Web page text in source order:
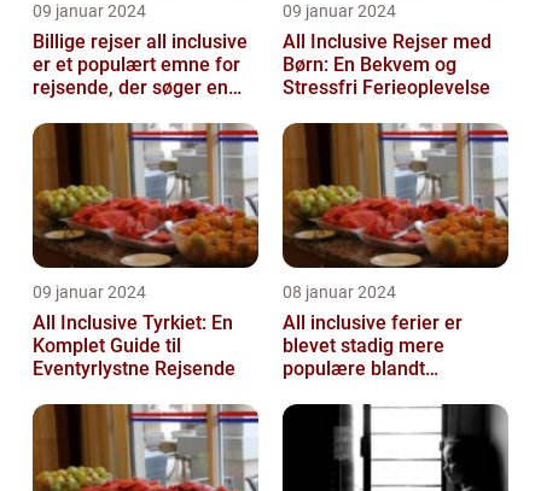
09 januar 2024
Billige rejser all inclusive
er et populært emne for
rejsende, der søger en
fer...
09 januar 2024
All Inclusive Rejser med
Børn: En Bekvem og
Stressfri Ferieoplevelse
09 januar 2024
All Inclusive Tyrkiet: En
Komplet Guide til
Eventyrlystne Rejsende
08 januar 2024
All inclusive ferier er
blevet stadig mere
populære blandt
nyde en bekymring...